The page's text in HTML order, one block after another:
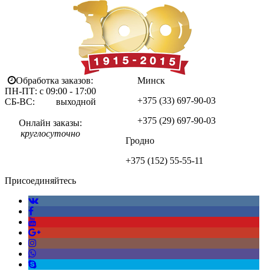
Обработка заказов:
ПН-ПТ: с 09:00 - 17:00
СБ-ВС: выходной
Онлайн заказы:
круглосуточно
Минск
+375 (33) 697-90-03
+375 (29) 697-90-03
Гродно
+375 (152) 55-55-11
Присоединяйтесь